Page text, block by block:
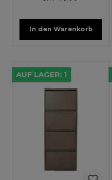
In den Warenkorb
AUF LAGER: 1